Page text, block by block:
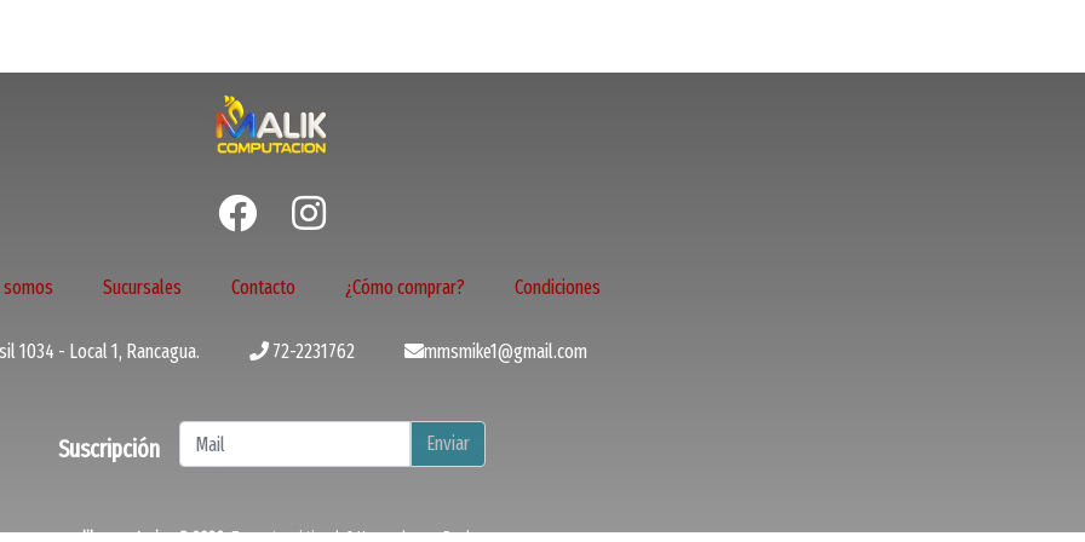
somos Sucursales Contacto ¿Cómo comprar? Condiciones
1034 - Local 1, Rancagua. 72-2231762 mmsmike1@gmail.com
Suscripción Enviar
malikcomputacion © 2026¿Te gusta mi tienda? Yo vendo conBsale